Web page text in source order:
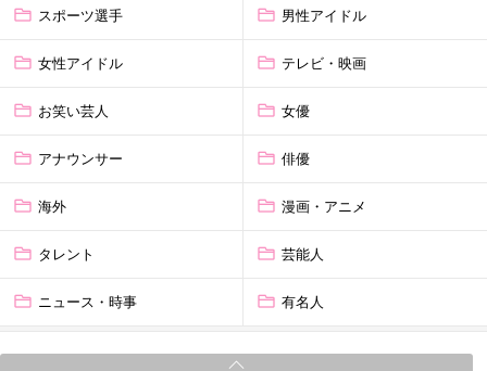
スポーツ選手 男性アイドル
女性アイドル テレビ・映画
お笑い芸人 女優
アナウンサー 俳優
海外 漫画・アニメ
タレント 芸能人
ニュース・時事 有名人